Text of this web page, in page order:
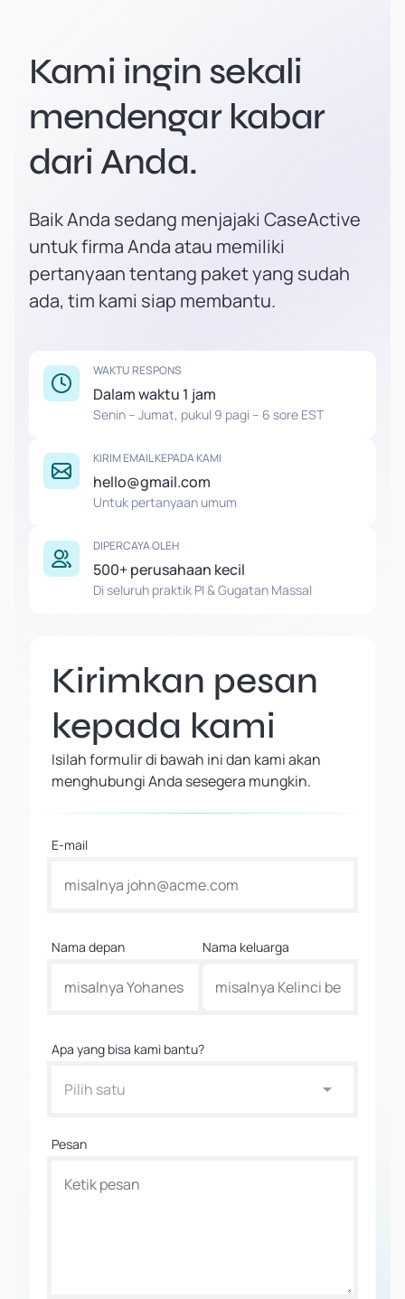
Kami ingin sekali
mendengar kabar
dari Anda.
Baik Anda sedang menjajaki CaseActive
untuk firma Anda atau memiliki
pertanyaan tentang paket yang sudah
ada, tim kami siap membantu.
WAKTU RESPONS
Dalam waktu 1 jam
Senin – Jumat, pukul 9 pagi – 6 sore EST
KIRIM EMAIL KEPADA KAMI
hello@gmail.com
Untuk pertanyaan umum
DIPERCAYA OLEH
500+ perusahaan kecil
Di seluruh praktik PI & Gugatan Massal
Kirimkan pesan
kepada kami
Isilah formulir di bawah ini dan kami akan
menghubungi Anda sesegera mungkin.
E-mail
Nama depan Nama keluarga
Apa yang bisa kami bantu?
Pilih satu
Pesan